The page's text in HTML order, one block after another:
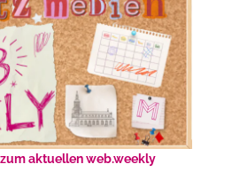
aktuellen web.weekly